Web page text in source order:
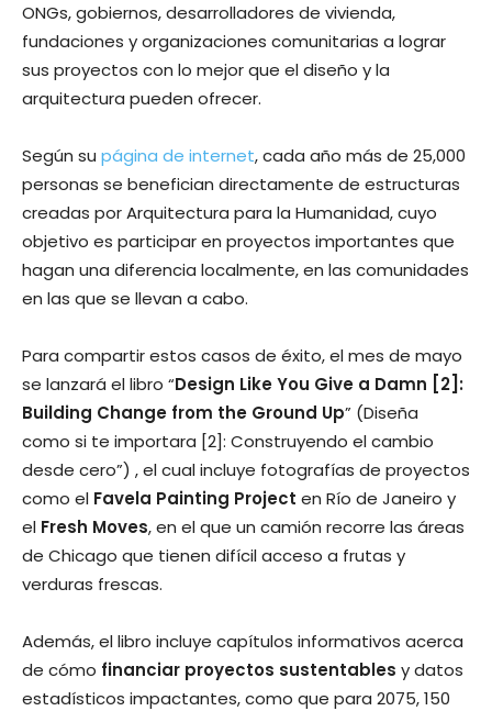
ONGs, gobiernos, desarrolladores de vivienda,
fundaciones y organizaciones comunitarias a lograr
sus proyectos con lo mejor que el diseño y la
arquitectura pueden ofrecer.
Según su página de internet, cada año más de 25,000
personas se benefician directamente de estructuras
creadas por Arquitectura para la Humanidad, cuyo
objetivo es participar en proyectos importantes que
hagan una diferencia localmente, en las comunidades
en las que se llevan a cabo.
Para compartir estos casos de éxito, el mes de mayo
se lanzará el libro “Design Like You Give a Damn [2]:
Building Change from the Ground Up” (Diseña
como si te importara [2]: Construyendo el cambio
desde cero”) , el cual incluye fotografías de proyectos
como el Favela Painting Project en Río de Janeiro y
el Fresh Moves, en el que un camión recorre las áreas
de Chicago que tienen difícil acceso a frutas y
verduras frescas.
Además, el libro incluye capítulos informativos acerca
de cómo financiar proyectos sustentables y datos
estadísticos impactantes, como que para 2075, 150